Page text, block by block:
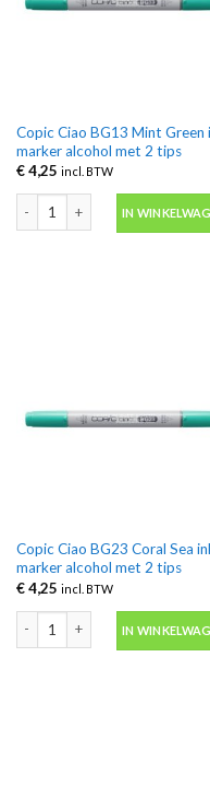
Copic Ciao BG13 Mint Green
marker alcohol met 2 tips
€4,25 incl. BTW
Copic Ciao BG13 Mint Green
IN
Copic Ciao BG23 Coral Sea
marker alcohol met 2 tips
€4,25 incl. BTW
IN